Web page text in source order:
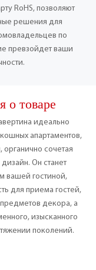
RoHS, позволяют
решения для
по
превзойдет ваши
о товаре
идеально
апартаментов,
сочетая
Он станет
вашей гостиной,
для приема гостей,
декора, а
изысканного
поколений.